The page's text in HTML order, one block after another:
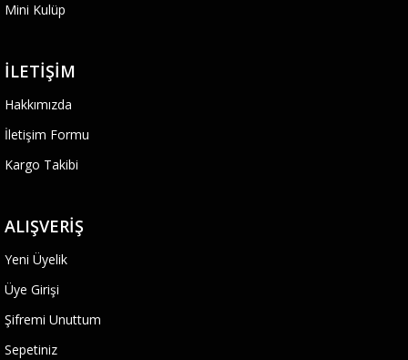
Mini Kulüp
İLETIŞIM
Hakkımızda
İletişim Formu
Kargo Takibi
ALIŞVERIŞ
Yeni Üyelik
Üye Girişi
Şifremi Unuttum
Sepetiniz